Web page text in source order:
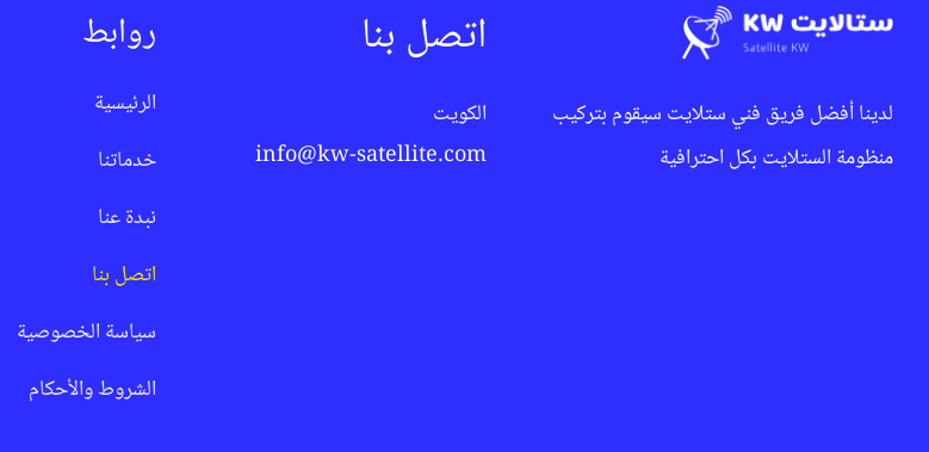
لدينا أفضل فريق فني ستلايت سيقوم بتركيب
منظومة الستلايت بكل احترافية
اتصل بنا
الكويت
info@kw-satellite.com
روابط
الرئيسية
خدماتنا
نبدة عنا
اتصل بنا
سياسة الخصوصية
الشروط والأحكام